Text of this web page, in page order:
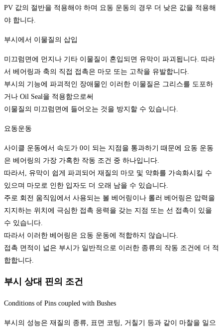
PV 값의 절반을 적용해야 하며 요동 운동의 경우 더 낮은 값을 적용해
야 합니다.
부시에서 이물질의 삽입
미끄럼면에 먼지나 기타 이물질이 혼입되면 유막이 파괴됩니다. 따라
서 베어링과 축의 직접 접촉은 마모 또는 고착을 유발합니다.
부시의 기능에 파괴적인 장애물인 이러한 이물질은 그리스를 도포하
거나 Oil Seal을 적용함으로써
이물질의 미끄럼면에 들어오는 것을 방지할 수 있습니다.
요동운동
사이클 운동에서 속도가 0이 되는 지점을 통과하기 때문에 요동 운동
은 베어링의 가장 가혹한 작동 조건 중 하나입니다.
따라서, 유막이 쉽게 파괴되어 재질의 마모 및 약화를 가속화시킬 수
있으며 마모로 인한 입자도 더 오래 남을 수 있습니다.
주로 회전 움직임에서 사용되는 볼 베어링이나 롤러 베어링은 압력을
지지하는 위치에 극심한 접촉 응력을 갖는 지점 또는 선 접촉이 있을
수 있습니다.
따라서 이러한 베어링은 요동 운동에 적합하지 않습니다.
접촉 면적이 넓은 부시가 일반적으로 이러한 종류의 작동 조건에 더 적
합합니다.
부시 상대 핀의 조건
Conditions of Pins coupled with Bushes
부시의 성능은 재질의 종류, 표면 코팅, 거칠기 등과 같이 마찰을 일으